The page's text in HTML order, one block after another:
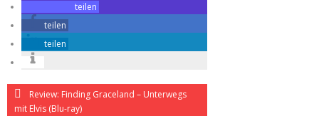
teilen
teilen
teilen
Review: Finding Graceland – Unterwegs
mit Elvis (Blu-ray)